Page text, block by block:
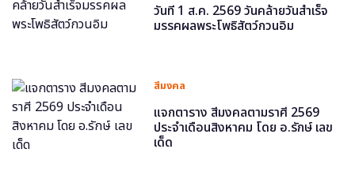
วันที่ 1 ส.ค. 2569 วันคล้ายวันสำเร็จ
มรรคผลพระโพธิสัตว์กวนอิม
สีมงคล
แจกตาราง สีมงคลตามราศี 2569
ประจำเดือนสิงหาคม โดย อ.รักษ์ เลข
เด็ด